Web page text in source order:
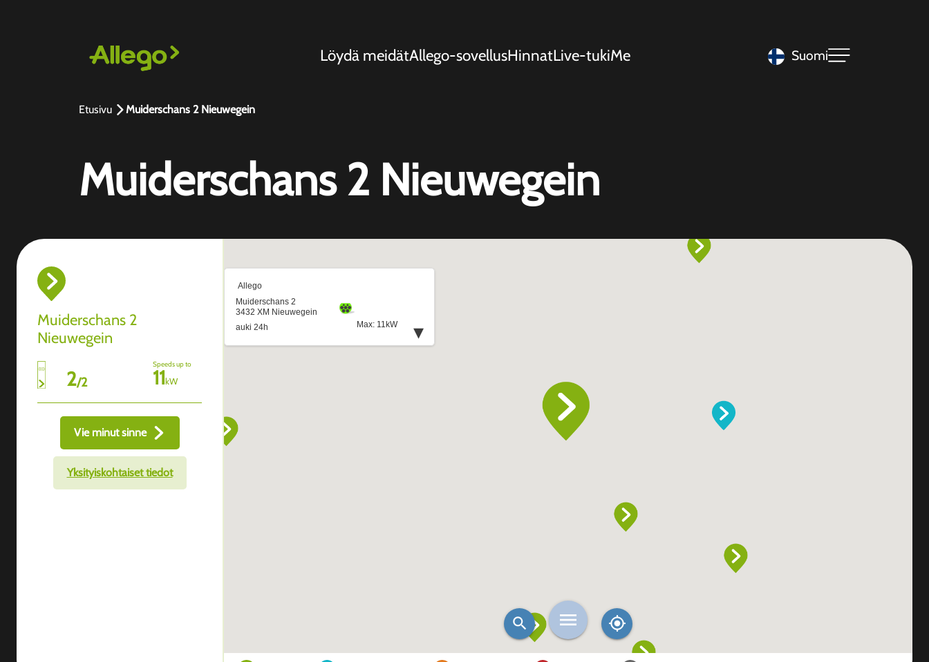
Löydä meidätAllego-sovellusHinnatLive-tukiMe Suomi
Etusivu Muiderschans 2 Nieuwegein
Muiderschans 2 Nieuwegein
Muiderschans 2
Nieuwegein
2/2
Speeds up to
11kW
Vie minut sinne
Yksityiskohtaiset tiedot